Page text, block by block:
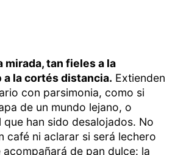
mirada, tan fieles a la
la cortés distancia. Extienden
con parsimonia, como si
de un mundo lejano, o
han sido desalojados. No
café ni aclarar si será lechero
de pan dulce: la